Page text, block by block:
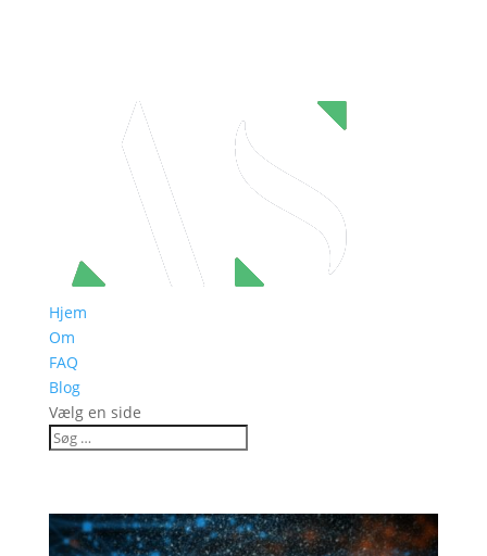
Hjem
Om
FAQ
Blog
Vælg en side